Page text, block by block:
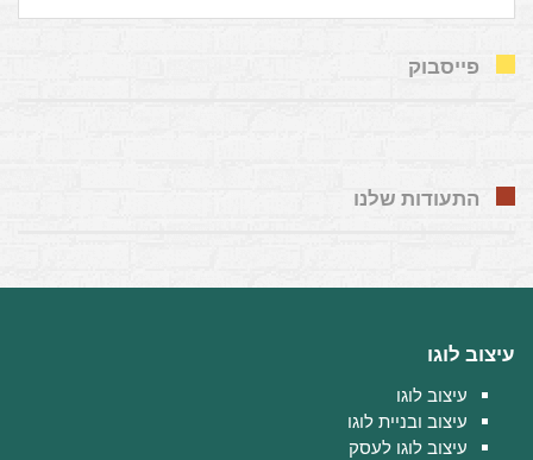
פייסבוק
התעודות שלנו
עיצוב לוגו
עיצוב לוגו
עיצוב ובניית לוגו
עיצוב לוגו לעסק